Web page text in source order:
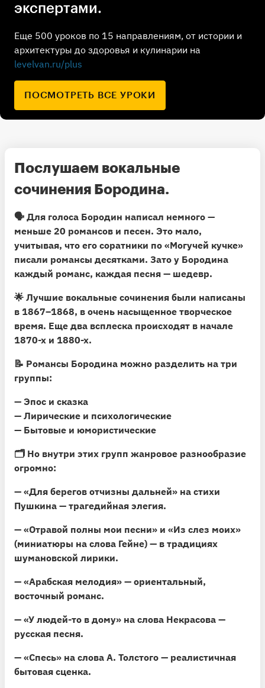
экспертами.
Еще 500 уроков по 15 направлениям, от истории и
архитектуры до здоровья и кулинарии на
levelvan.ru/plus
ПОСМОТРЕТЬ ВСЕ УРОКИ
Послушаем вокальные
сочинения Бородина.
🗣 Для голоса Бородин написал немного —
меньше 20 романсов и песен. Это мало,
учитывая, что его соратники по «Могучей кучке»
писали романсы десятками. Зато у Бородина
каждый романс, каждая песня — шедевр.
🌟 Лучшие вокальные сочинения были написаны
в 1867–1868, в очень насыщенное творческое
время. Еще два всплеска происходят в начале
1870-х и 1880-х.
📝 Романсы Бородина можно разделить на три
группы:
— Эпос и сказка
— Лирические и психологические
— Бытовые и юмористические
🗂 Но внутри этих групп жанровое разнообразие
огромно:
— «Для берегов отчизны дальней» на стихи
Пушкина — трагедийная элегия.
— «Отравой полны мои песни» и «Из слез моих»
(миниатюры на слова Гейне) — в традициях
шумановской лирики.
— «Арабская мелодия» — ориентальный,
восточный романс.
— «У людей-то в дому» на слова Некрасова —
русская песня.
— «Спесь» на слова А. Толстого — реалистичная
бытовая сценка.